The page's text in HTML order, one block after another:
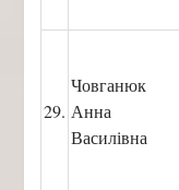
29.
Човганюк
Анна
Василівна